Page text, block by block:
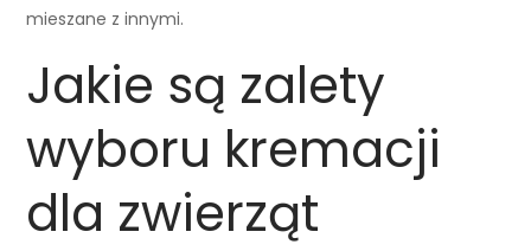
mieszane z innymi.
Jakie są zalety
wyboru kremacji
dla zwierząt